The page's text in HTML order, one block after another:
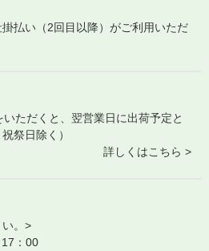
払い（2回目以降）がご利用いただ
ただくと、翌営業日に出荷予定と
祭日除く）
詳しくはこちら >
い。>
：00